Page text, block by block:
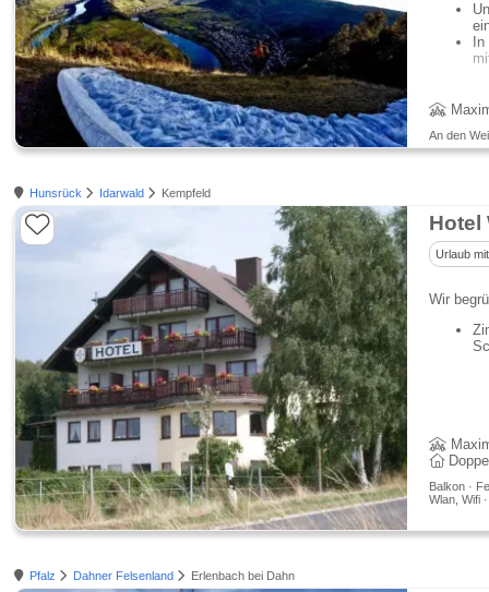
An den
Hunsrück Idarwald Kempfeld
Hotel
Urlaub
Wir
Balkon ·
Wlan, Wifi
Pfalz Dahner Felsenland Erlenbach bei Dahn